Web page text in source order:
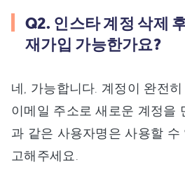
Q2. 인스타 계정 삭제
재가입 가능한가요?
네, 가능합니다. 계정이 완전
이메일 주소로 새로운 계정을
과 같은 사용자명은 사용할
고해주세요.